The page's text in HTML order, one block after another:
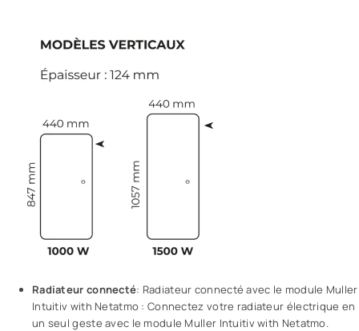
Radiateur connecté: Radiateur connecté avec le module Muller
Intuitiv with Netatmo : Connectez votre radiateur électrique en
un seul geste avec le module Muller Intuitiv with Netatmo.